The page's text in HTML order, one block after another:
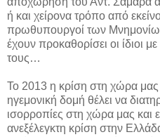
ή και χείρονα τρόπο από
πρωθυπουργοί των
έχουν προκαθορίσει οι ίδιοι
τους…
Το 2013 η κρίση στη χώρα
ηγεμονική δομή θέλει να
ισορροπίες στη χώρα μας και
ανεξέλεγκτη κρίση στην